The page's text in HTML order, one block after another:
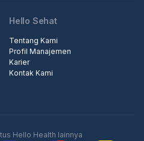
Hello Sehat
Tentang Kami
Profil Manajemen
Karier
Kontak Kami
Hello Health lainnya